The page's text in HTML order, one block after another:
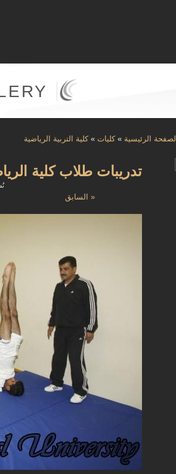
الصفحة الرئيسية »كليات »كلية التربية الرياضية
تدريبات طلاب كلية
« السابق